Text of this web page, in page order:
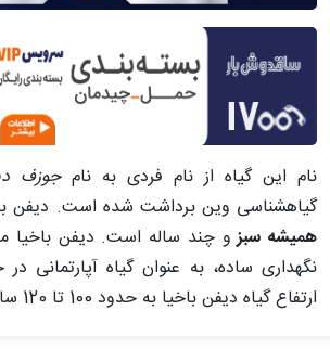
نام این گیاه از نام فردی به نامجوزف
گیاهشناسی وین برداشت شده است. دیفن
همیشه سبزو چند ساله است. دیفن باخیا
نگهداری ساده، به عنوان گیاه آپارتمانی
ارتفاع گیاه دیفن باخیا به حدود 100 تا 120 سانتی متر می رسد.